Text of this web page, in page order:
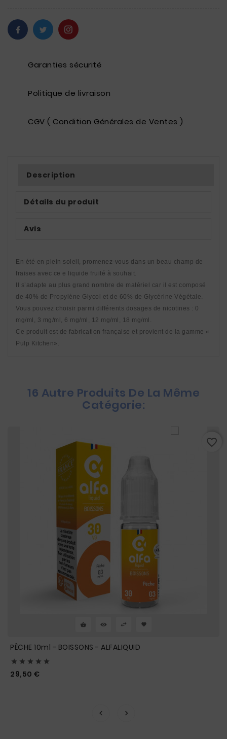
Garanties sécurité
Politique de livraison
CGV ( Condition Générales de Ventes )
Description
Détails du produit
Avis
En été en plein soleil, promenez-vous dans un beau champ de
fraises avec ce e liquide fruité à souhait.
Il s’adapte au plus grand nombre de matériel car il est composé
de 40% de Propylène Glycol et de 60% de Glycérine Végétale.
Vous pouvez choisir parmi différents dosages de nicotines : 0
mg/ml, 3 mg/ml, 6 mg/ml, 12 mg/ml, 18 mg/ml.
Ce produit est de fabrication française et provient de la gamme «
Pulp Kitchen».
16 Autre Produits De La Même
Catégorie:
PÊCHE 10ml - BOISSONS - ALFALIQUID
    
29,50 €
favorite_border